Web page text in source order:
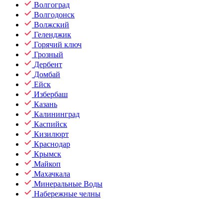
Волгоград
Волгодонск
Волжский
Геленджик
Горячий ключ
Грозный
Дербент
Домбай
Ейск
Избербаш
Казань
Калининград
Каспийск
Кизилюрт
Краснодар
Крымск
Майкоп
Махачкала
Минеральные Воды
Набережные челны